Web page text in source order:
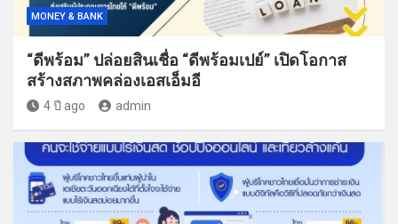
MONEY & BANK
“ดีพร้อม” ปล่อยสินเชื่อ “ดีพร้อมเปย์” เปิดโอกาส
สร้างสภาพคล่องเอสเอ็มอี
4 ปี ago admin